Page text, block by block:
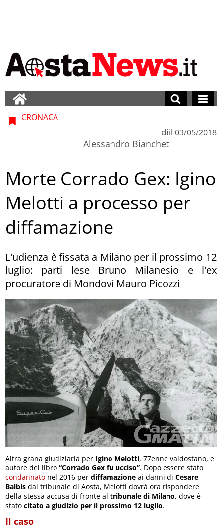
CRONACA
di
Alessandro Bianchet
il 03/05/2018
Morte Corrado Gex: Igino
Melotti a processo per
diffamazione
L'udienza è fissata a Milano per il prossimo 12
luglio: parti lese Bruno Milanesio e l'ex
procuratore di Mondovì Mauro Picozzi
Altra grana giudiziaria per Igino Melotti, 77enne valdostano, e
autore del libro“Corrado Gex fu ucciso”. Dopo essere stato
condannato nel 2016 perdiffamazione ai danni diCesare
Balbis dal tribunale di Aosta, Melotti dovrà ora rispondere
della stessa accusa di fronte altribunale di Milano, dove è
statocitato a giudizio per il prossimo 12 luglio.
Il caso